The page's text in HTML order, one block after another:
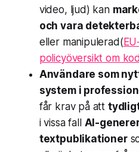
video, ljud) kan
och vara
eller manipulerad(
policyöversikt om
Användare som
system i
får krav på att
i vissa fall AI-
textpublikationer